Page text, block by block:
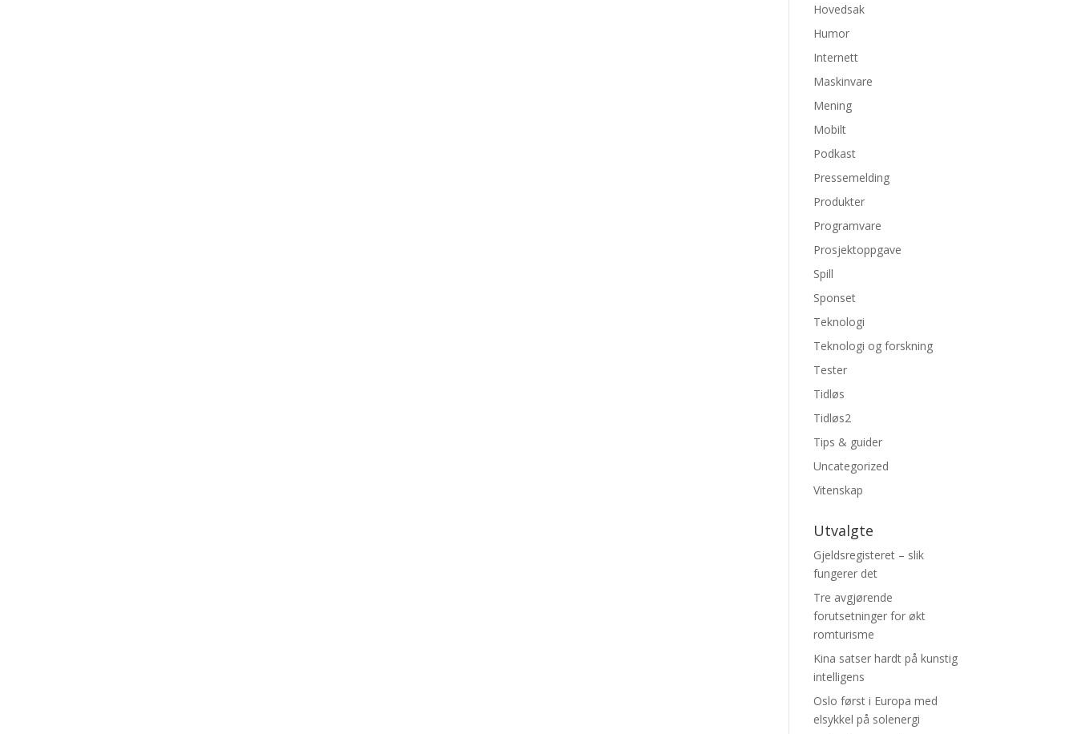
Hovedsak
Humor
Internett
Maskinvare
Mening
Mobilt
Podkast
Pressemelding
Produkter
Programvare
Prosjektoppgave
Spill
Sponset
Teknologi
Teknologi og forskning
Tester
Tidløs
Tidløs2
Tips & guider
Uncategorized
Vitenskap
Utvalgte
Gjeldsregisteret – slik
fungerer det
Tre avgjørende
forutsetninger for økt
romturisme
Kina satser hardt på kunstig
intelligens
Oslo først i Europa med
elsykkel på solenergi